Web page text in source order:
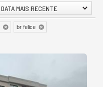
DATA MAIS RECENTE
br felice